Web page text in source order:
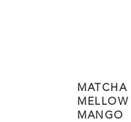
MATCHA
MELLOW
MANGO